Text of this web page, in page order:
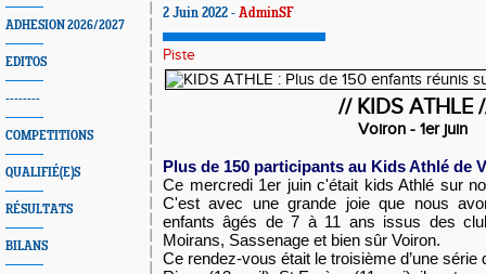
ADHESION 2026/2027
EDITOS
--------
COMPETITIONS
QUALIFIÉ(E)S
RÉSULTATS
BILANS
2 Juin 2022 - AdminSF
Piste
// KIDS ATHLE
Voiron - 1er juin
Plus de 150 participants au Kids Athlé de
Ce mercredi 1er juin c'était kids Athlé sur
C'est avec une grande joie que nous
enfants âgés de 7 à 11 ans issus des
Moirans, Sassenage et bien sûr Voiron.
Ce rendez-vous était le troisième d’une série